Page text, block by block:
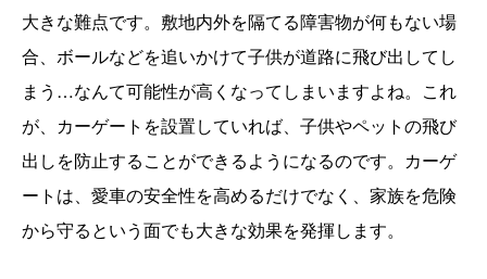
大きな難点です。敷地内外を隔てる障害物が何もない場
合、ボールなどを追いかけて子供が道路に飛び出してし
まう…なんて可能性が高くなってしまいますよね。これ
が、カーゲートを設置していれば、子供やペットの飛び
出しを防止することができるようになるのです。カーゲ
ートは、愛車の安全性を高めるだけでなく、家族を危険
から守るという面でも大きな効果を発揮します。